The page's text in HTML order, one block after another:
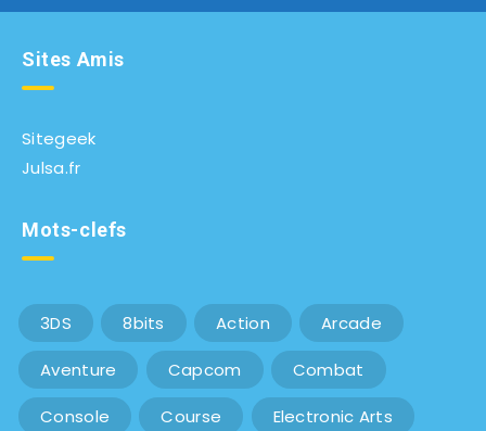
Sites Amis
Sitegeek
Julsa.fr
Mots-clefs
3DS 8bits Action Arcade
Aventure Capcom Combat
Console Course Electronic Arts